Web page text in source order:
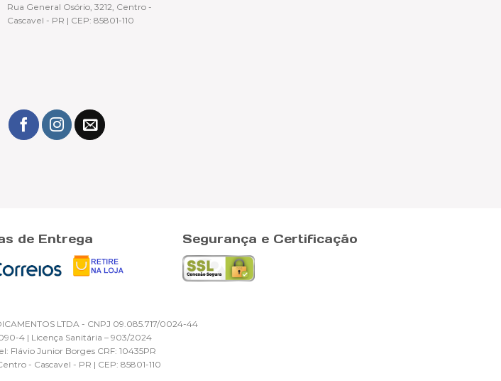
Rua General Osório, 3212, Centro -
Cascavel - PR | CEP: 85801-110
de Entrega Segurança e Certificação
LTDA - CNPJ 09.085.717/0024-44
4 | Licença Sanitária – 903/2024
Flávio Junior Borges CRF: 10435PR
- Cascavel - PR | CEP: 85801-110